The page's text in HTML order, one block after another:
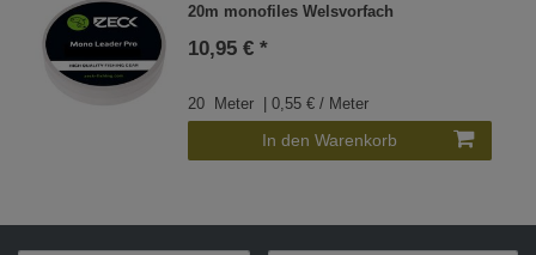
20m monofiles Welsvorfach
10,95 € *
20 Meter | 0,55 € / Meter
In den Warenkorb